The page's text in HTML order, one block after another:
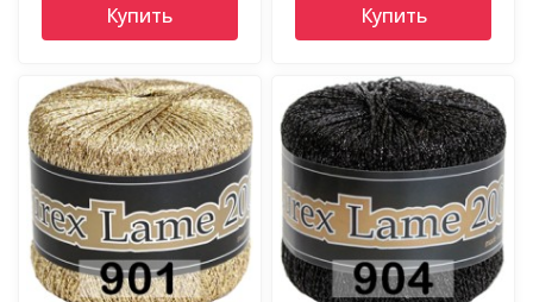
Купить Купить